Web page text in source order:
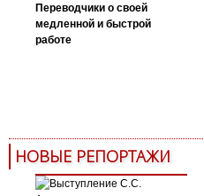
Переводчики о своей
медленной и быстрой
работе
НОВЫЕ РЕПОРТАЖИ